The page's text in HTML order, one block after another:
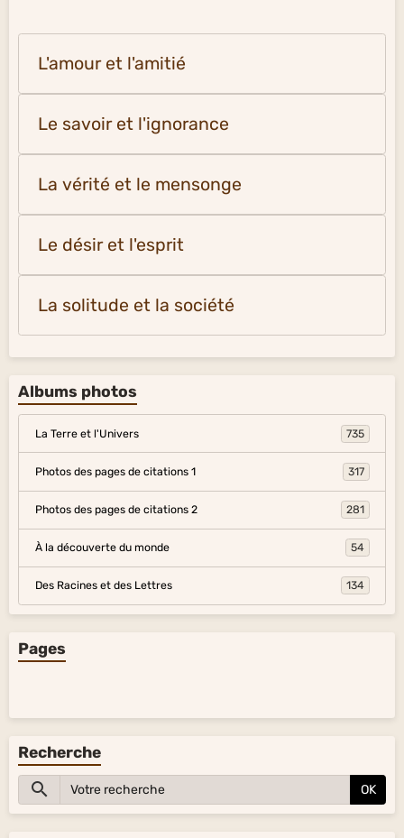
L'amour et l'amitié
Le savoir et l'ignorance
La vérité et le mensonge
Le désir et l'esprit
La solitude et la société
Albums photos
La Terre et l'Univers 735
Photos des pages de citations 1 317
Photos des pages de citations 2 281
À la découverte du monde 54
Des Racines et des Lettres 134
Pages
Recherche
OK